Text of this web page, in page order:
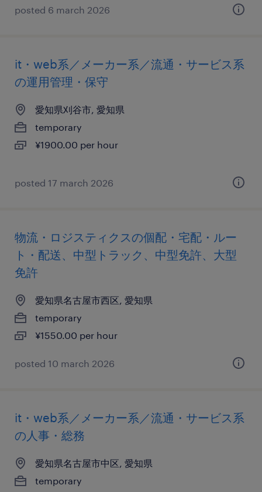
posted 6 march 2026
it・web系／メーカー系／流通・サービス系
の運用管理・保守
愛知県刈谷市, 愛知県
temporary
¥1900.00 per hour
posted 17 march 2026
物流・ロジスティクスの個配・宅配・ルー
ト・配送、中型トラック、中型免許、大型
免許
愛知県名古屋市西区, 愛知県
temporary
¥1550.00 per hour
posted 10 march 2026
it・web系／メーカー系／流通・サービス系
の人事・総務
愛知県名古屋市中区, 愛知県
temporary